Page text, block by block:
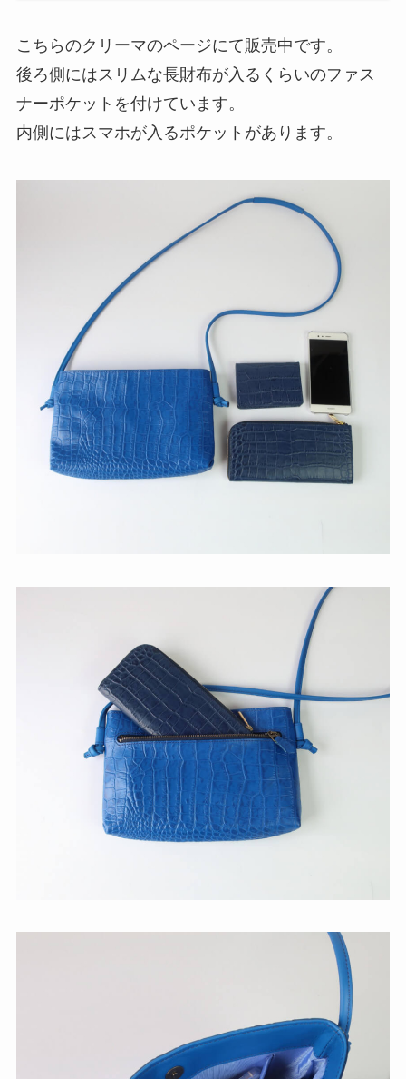
こちらのクリーマのページにて販売中です。
後ろ側にはスリムな長財布が入るくらいのファス
ナーポケットを付けています。
内側にはスマホが入るポケットがあります。